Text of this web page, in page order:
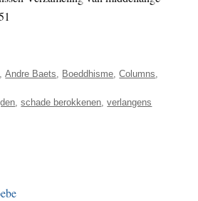
,Andre Baets Boeddhisme ,Columns
,schade berokkenen ,verlangens